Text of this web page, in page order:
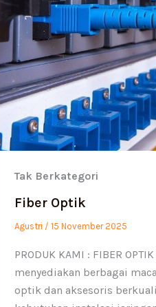
Tak Berkategori
Fiber Optik
Agustri /15 November 2025
PRODUK KAMI : FIBER
menyediakan berbagai
optik dan aksesoris